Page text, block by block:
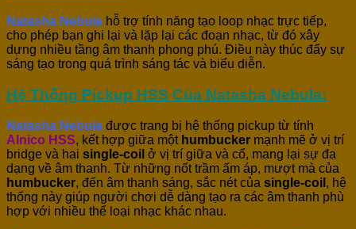
Natasha Nebula hỗ trợ tính năng tạo loop nhạc trực tiếp,
cho phép bạn ghi lại và lặp lại các đoạn nhạc, từ đó xây
dựng nhiều tầng âm thanh phong phú. Điều này thúc đẩy sự
sáng tạo trong quá trình sáng tác và biểu diễn.
Hệ Thống Pickup HSS Của Natasha Nebula:
Natasha Nebula được trang bị hệ thống pickup từ tính
Alnico HSS, kết hợp giữa một humbucker mạnh mẽ ở vị trí
bridge và hai single-coil ở vị trí giữa và cổ, mang lại sự đa
dạng về âm thanh. Từ những nốt trầm ấm áp, mượt mà của
humbucker, đến âm thanh sáng, sắc nét của single-coil , hệ
thống này giúp người chơi dễ dàng tạo ra các âm thanh phù
hợp với nhiều thể loại nhạc khác nhau.